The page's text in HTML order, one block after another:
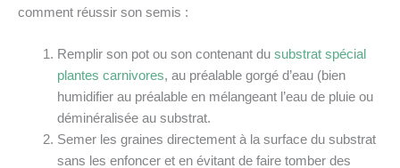
comment réussir son semis :
Remplir son pot ou son contenant du substrat spécial
plantes carnivores, au préalable gorgé d’eau (bien
humidifier au préalable en mélangeant l’eau de pluie ou
déminéralisée au substrat.
Semer les graines directement à la surface du substrat
sans les enfoncer et en évitant de faire tomber des